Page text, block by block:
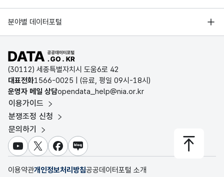
국가정보자원관리원
경기데이터드림
D-데이터허브
인천데이터포털
울산광역시 데이터포털
전남광주통합특별시 빅데이터 플랫폼
대전광역시 데이터포털
세종특별자치시 데이터포털
충청북도 데이터허브
분야별 데이터포털
기상자료개방포털
국토교통부 공간정보오픈플랫폼
환경부 환경데이터포털
문화데이터광장
농림축산식품 공공데이터포털
보건의료빅데이터개방시스템
식품의약품안전처 데이터포털
교육통계서비스
공공데이터포털 바로가기
(30112) 세종특별자치시 도움6로 42
대표전화1566-0025 | (유료, 평일 09시-18시)
운영자 메일 상담opendata_help@nia.or.kr
이용가이드
분쟁조정 신청
문의하기
유튜브X 페이스북
블로그
이용약관개인정보처리방침공공데이터포털 소개